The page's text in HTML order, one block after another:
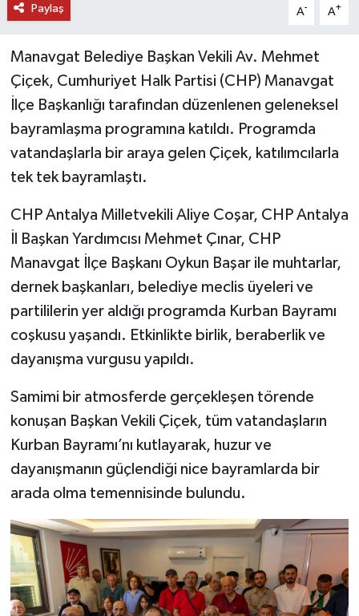
Paylaş A- A+
Manavgat Belediye Başkan Vekili Av. Mehmet
Çiçek, Cumhuriyet Halk Partisi (CHP) Manavgat
İlçe Başkanlığı tarafından düzenlenen geleneksel
bayramlaşma programına katıldı. Programda
vatandaşlarla bir araya gelen Çiçek, katılımcılarla
tek tek bayramlaştı.
CHP Antalya Milletvekili Aliye Coşar, CHP Antalya
İl Başkan Yardımcısı Mehmet Çınar, CHP
Manavgat İlçe Başkanı Oykun Başar ile muhtarlar,
dernek başkanları, belediye meclis üyeleri ve
partililerin yer aldığı programda Kurban Bayramı
coşkusu yaşandı. Etkinlikte birlik, beraberlik ve
dayanışma vurgusu yapıldı.
Samimi bir atmosferde gerçekleşen törende
konuşan Başkan Vekili Çiçek, tüm vatandaşların
Kurban Bayramı’nı kutlayarak, huzur ve
dayanışmanın güçlendiği nice bayramlarda bir
arada olma temennisinde bulundu.
VİDEO HABERLER
YAZARLAR
RESMİ İLAN
MAGAZİN